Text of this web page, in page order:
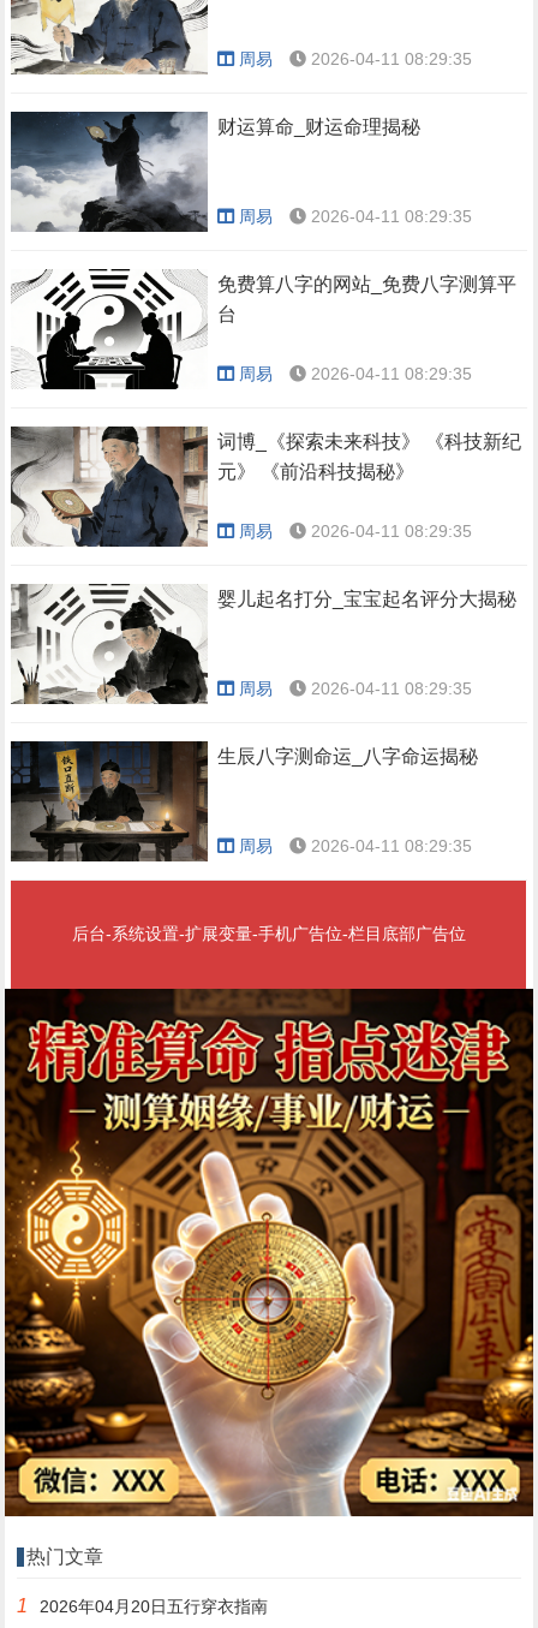
周易 2026-04-11 08:29:35
财运算命_财运命理揭秘
周易 2026-04-11 08:29:35
免费算八字的网站_免费八字测算平
台
周易 2026-04-11 08:29:35
词博_《探索未来科技》 《科技新纪
元》 《前沿科技揭秘》
周易 2026-04-11 08:29:35
婴儿起名打分_宝宝起名评分大揭秘
周易 2026-04-11 08:29:35
生辰八字测命运_八字命运揭秘
周易 2026-04-11 08:29:35
后台-系统设置-扩展变量-手机广告位-栏目底部广告位
热门文章
1 2026年04月20日五行穿衣指南